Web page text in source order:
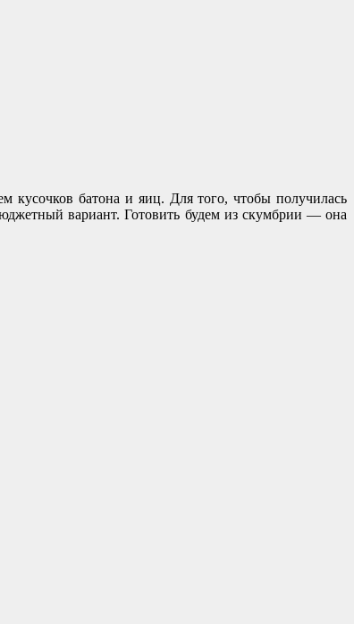
кусочков батона и яиц. Для того, чтобы получилась
вариант. Готовить будем из скумбрии — она